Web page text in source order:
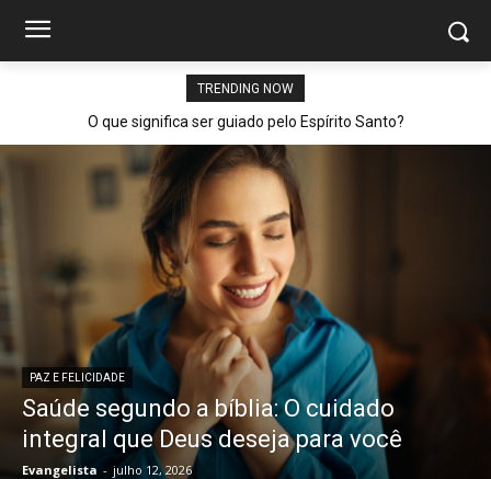
TRENDING NOW
O que significa ser guiado pelo Espírito Santo?
PAZ E FELICIDADE
Saúde segundo a bíblia: O cuidado
integral que Deus deseja para você
Evangelista - julho 12, 2026